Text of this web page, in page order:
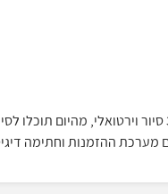
פורטל ביז 360 סיור וירטואלי,